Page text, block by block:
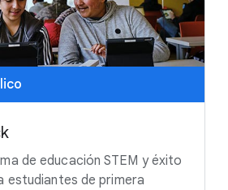
de educación STEM y éxito
estudiantes de primera